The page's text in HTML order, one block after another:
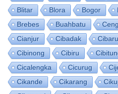
Blitar
Blora Bogor
Brebes
Buahbatu
Cianjur
Cibadak
Cibinong
Cibiru
Cicalengka
Cicurug
Cikande
Cikarang